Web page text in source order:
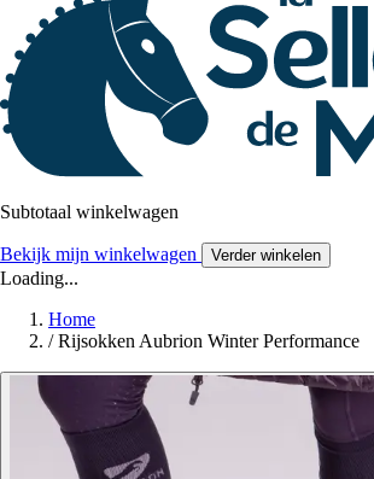
Subtotaal winkelwagen
Bekijk mijn winkelwagen Verder winkelen
Loading...
Home
/ Rijsokken Aubrion Winter Performance